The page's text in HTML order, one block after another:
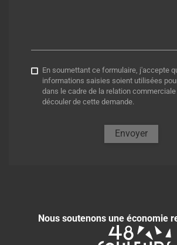
En soumettant ce formulaire, j'accepte
informations saisies soient utilisées
dans le cadre de la relation
découler de cette demande.
Envoyer
Nous soutenons une économie